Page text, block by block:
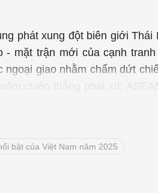
phát xung đột biên giới Thái
mặt trận mới của cạnh tranh
giao nhằm chấm dứt
chiến thắng phát xít;
bật của Việt Nam năm 2025